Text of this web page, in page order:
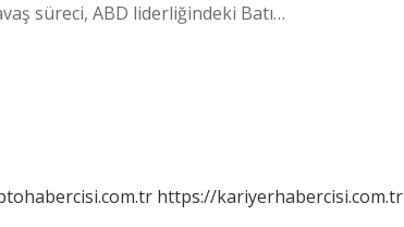
süreci, ABD liderliğindeki Batı…
https://kariyerhabercisi.com.tr